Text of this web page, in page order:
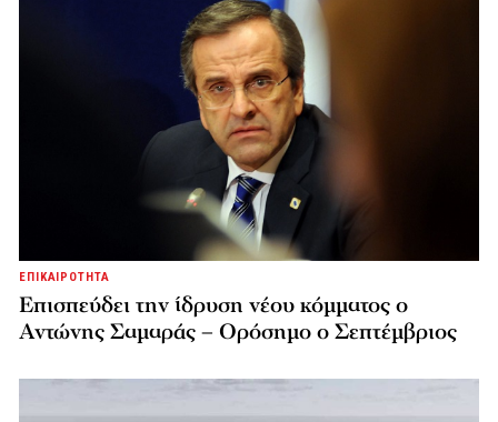
ΕΠΙΚΑΙΡΟΤΗΤΑ
Επισπεύδει την ίδρυση νέου κόμματος o
Αντώνης Σαμαράς – Ορόσημο ο Σεπτέμβριος